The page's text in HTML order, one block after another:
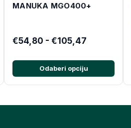
MANUKA MGO400+
€54,80 - €105,47
Odaberi opciju